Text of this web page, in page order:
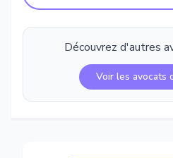
Découvrez d'autres
Voir les avocats